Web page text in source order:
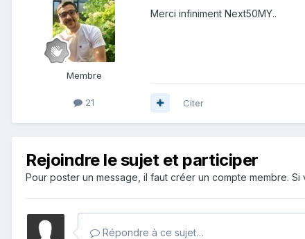
Membre
21
Merci infiniment Next50MY..
Citer
Rejoindre le sujet et participer
Pour poster un message, il faut créer un compte membre. Si
Répondre à ce sujet…